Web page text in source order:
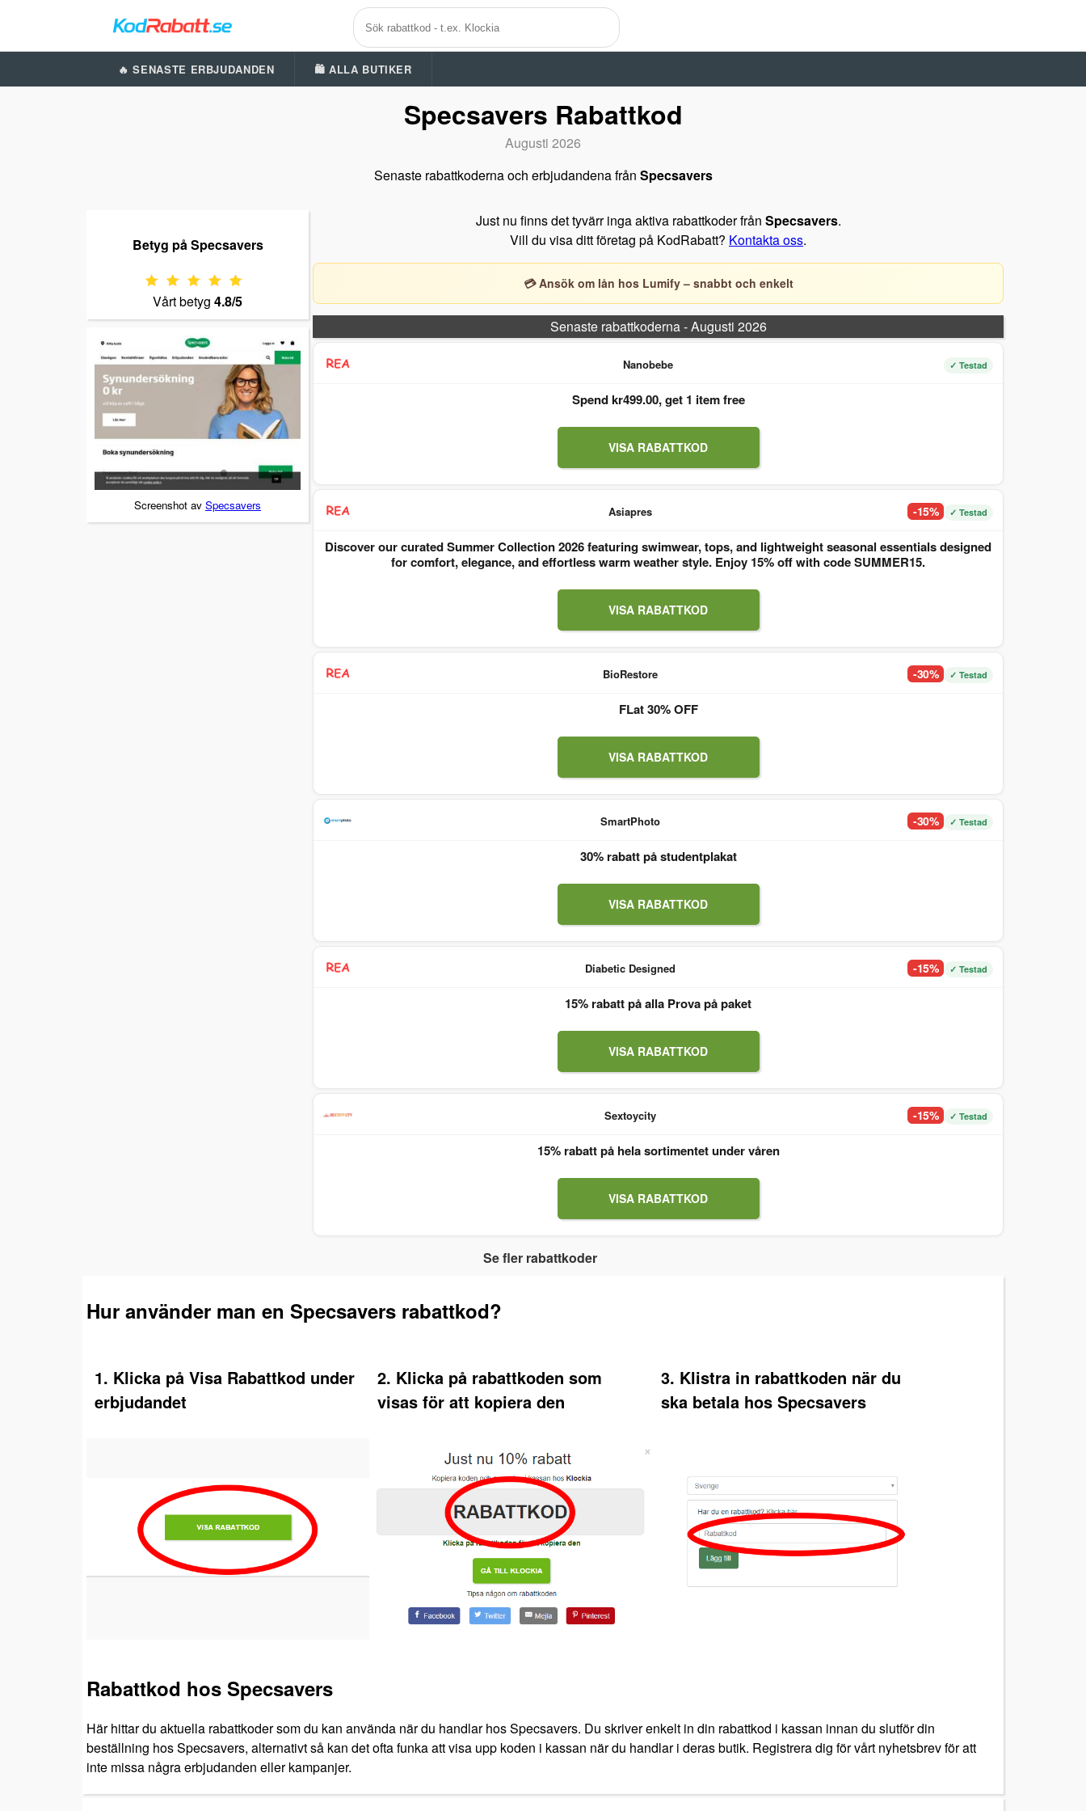
🔥 SENASTE ERBJUDANDEN 🛍️ ALLA BUTIKER
Specsavers Rabattkod
Augusti 2026
Senaste rabattkoderna och erbjudandena från Specsavers
Betyg på Specsavers
Vårt betyg 4.8/5
Screenshot av Specsavers
Just nu finns det tyvärr inga aktiva rabattkoder från Specsavers.
Vill du visa ditt företag på KodRabatt? Kontakta oss.
💳 Ansök om lån hos Lumify – snabbt och enkelt
Senaste rabattkoderna - Augusti 2026
Nanobebe ✓ Testad
Spend kr499.00, get 1 item free
VISA RABATTKOD
Asiapres -15% ✓ Testad
Discover our curated Summer Collection 2026 featuring swimwear, tops, and lightweight seasonal essentials designed
for comfort, elegance, and effortless warm weather style. Enjoy 15% off with code SUMMER15.
VISA RABATTKOD
BioRestore -30% ✓ Testad
FLat 30% OFF
VISA RABATTKOD
SmartPhoto -30% ✓ Testad
30% rabatt på studentplakat
VISA RABATTKOD
Diabetic Designed -15% ✓ Testad
15% rabatt på alla Prova på paket
VISA RABATTKOD
Sextoycity -15% ✓ Testad
15% rabatt på hela sortimentet under våren
VISA RABATTKOD
Se fler rabattkoder
Hur använder man en Specsavers rabattkod?
1. Klicka på Visa Rabattkod under
erbjudandet
2. Klicka på rabattkoden som
visas för att kopiera den
3. Klistra in rabattkoden när du
ska betala hos Specsavers
Rabattkod hos Specsavers
Här hittar du aktuella rabattkoder som du kan använda när du handlar hos Specsavers. Du skriver enkelt in din rabattkod i kassan innan du slutför din
beställning hos Specsavers, alternativt så kan det ofta funka att visa upp koden i kassan när du handlar i deras butik. Registrera dig för vårt nyhetsbrev för att
inte missa några erbjudanden eller kampanjer.